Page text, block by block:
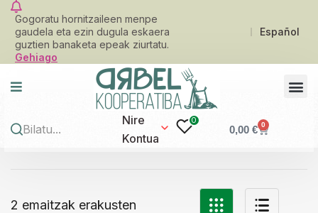
Gogoratu hornitzaileen menpe
gaudela eta ezin dugula eskaera
guztien banaketa epeak ziurtatu.
Gehiago
Español
Nire
Kontua
0
0,00€ 0
2 emaitzak erakusten